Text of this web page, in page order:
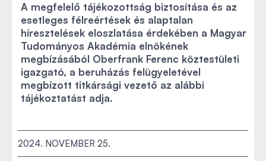
A megfelelő tájékozottság biztosítása és az
esetleges félreértések és alaptalan
híresztelések eloszlatása érdekében a Magyar
Tudományos Akadémia elnökének
megbízásából Oberfrank Ferenc köztestületi
igazgató, a beruházás felügyeletével
megbízott titkársági vezető az alábbi
tájékoztatást adja.
2024. NOVEMBER 25.